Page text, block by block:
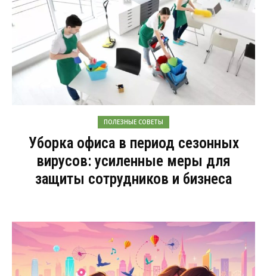
ПОЛЕЗНЫЕ СОВЕТЫ
Уборка офиса в период сезонных
вирусов: усиленные меры для
защиты сотрудников и бизнеса